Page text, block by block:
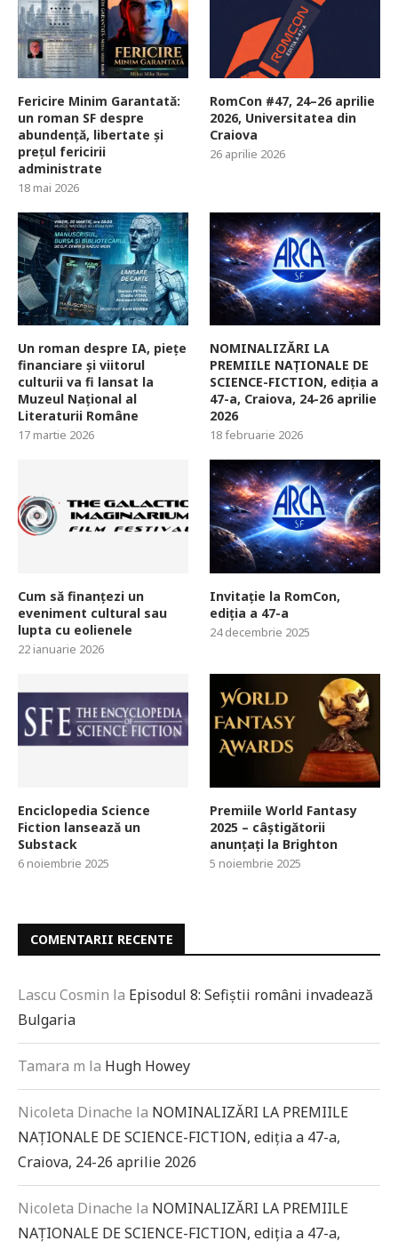
Fericire Minim Garantată:
un roman SF despre
abundență, libertate și
prețul fericirii
administrate
18 mai 2026
RomCon #47, 24–26 aprilie
2026, Universitatea din
Craiova
26 aprilie 2026
Un roman despre IA, piețe
financiare și viitorul
culturii va fi lansat la
Muzeul Național al
Literaturii Române
17 martie 2026
NOMINALIZĂRI LA
PREMIILE NAȚIONALE DE
SCIENCE-FICTION, ediția a
47-a, Craiova, 24-26 aprilie
2026
18 februarie 2026
Cum să finanțezi un
eveniment cultural sau
lupta cu eolienele
22 ianuarie 2026
Invitație la RomCon,
ediția a 47-a
24 decembrie 2025
Enciclopedia Science
Fiction lansează un
Substack
6 noiembrie 2025
Premiile World Fantasy
2025 – câștigătorii
anunțați la Brighton
5 noiembrie 2025
COMENTARII RECENTE
Lascu Cosmin la Episodul 8: Sefiștii români invadează
Bulgaria
Tamara m la Hugh Howey
Nicoleta Dinache la NOMINALIZĂRI LA PREMIILE
NAȚIONALE DE SCIENCE-FICTION, ediția a 47-a,
Craiova, 24-26 aprilie 2026
Nicoleta Dinache la NOMINALIZĂRI LA PREMIILE
NAȚIONALE DE SCIENCE-FICTION, ediția a 47-a,